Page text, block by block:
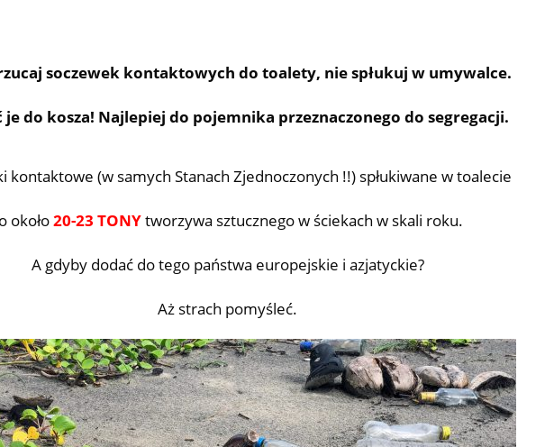
soczewek kontaktowych do toalety, nie spłukuj w umywalce.
je do kosza! Najlepiej do pojemnika przeznaczonego do segregacji.
kontaktowe (w samych Stanach Zjednoczonych !!) spłukiwane w toalecie
około20-23 TONYtworzywa sztucznego w ściekach w skali roku.
A gdyby dodać do tego państwa europejskie i azjatyckie?
Aż strach pomyśleć.